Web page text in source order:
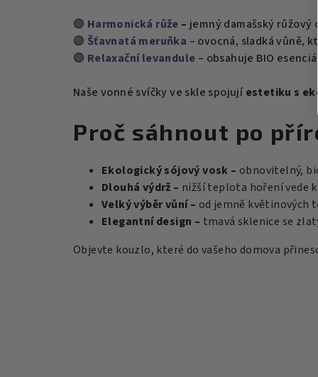
🟣 Harmonická růže –jemný damašský
🟣 Šťavnatá meruňka – ovocná, sladká vůně,
🟣 Relaxační levandule – obsahuje BIO
Naše vonné svíčky ve skle spojují estetiku s
Proč sáhnout po
Ekologický sójový vosk – obnovitelný,
Dlouhá výdrž – nižší teplota hoření vede
Velký výběr vůní – od jemně květinových
Elegantní design – tmavá sklenice se
Objevte kouzlo, které do vašeho domova